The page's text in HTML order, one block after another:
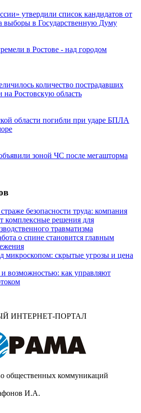
утвердили список кандидатов от
выборы в Государственную Думу
в Ростове - над городом
количество пострадавших
на Ростовскую область
области погибли при ударе БПЛА
зоной ЧС после мегашторма
безопасности труда: компания
комплексные решения для
травматизма
о спине становится главным
микроскопом: скрытые угрозы и цена
и возможностью: как управляют
ИНТЕРНЕТ-ПОРТАЛ
общественных коммуникаций
И.А.